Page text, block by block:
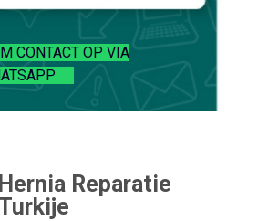
CONTACT OP VIA
Reparatie